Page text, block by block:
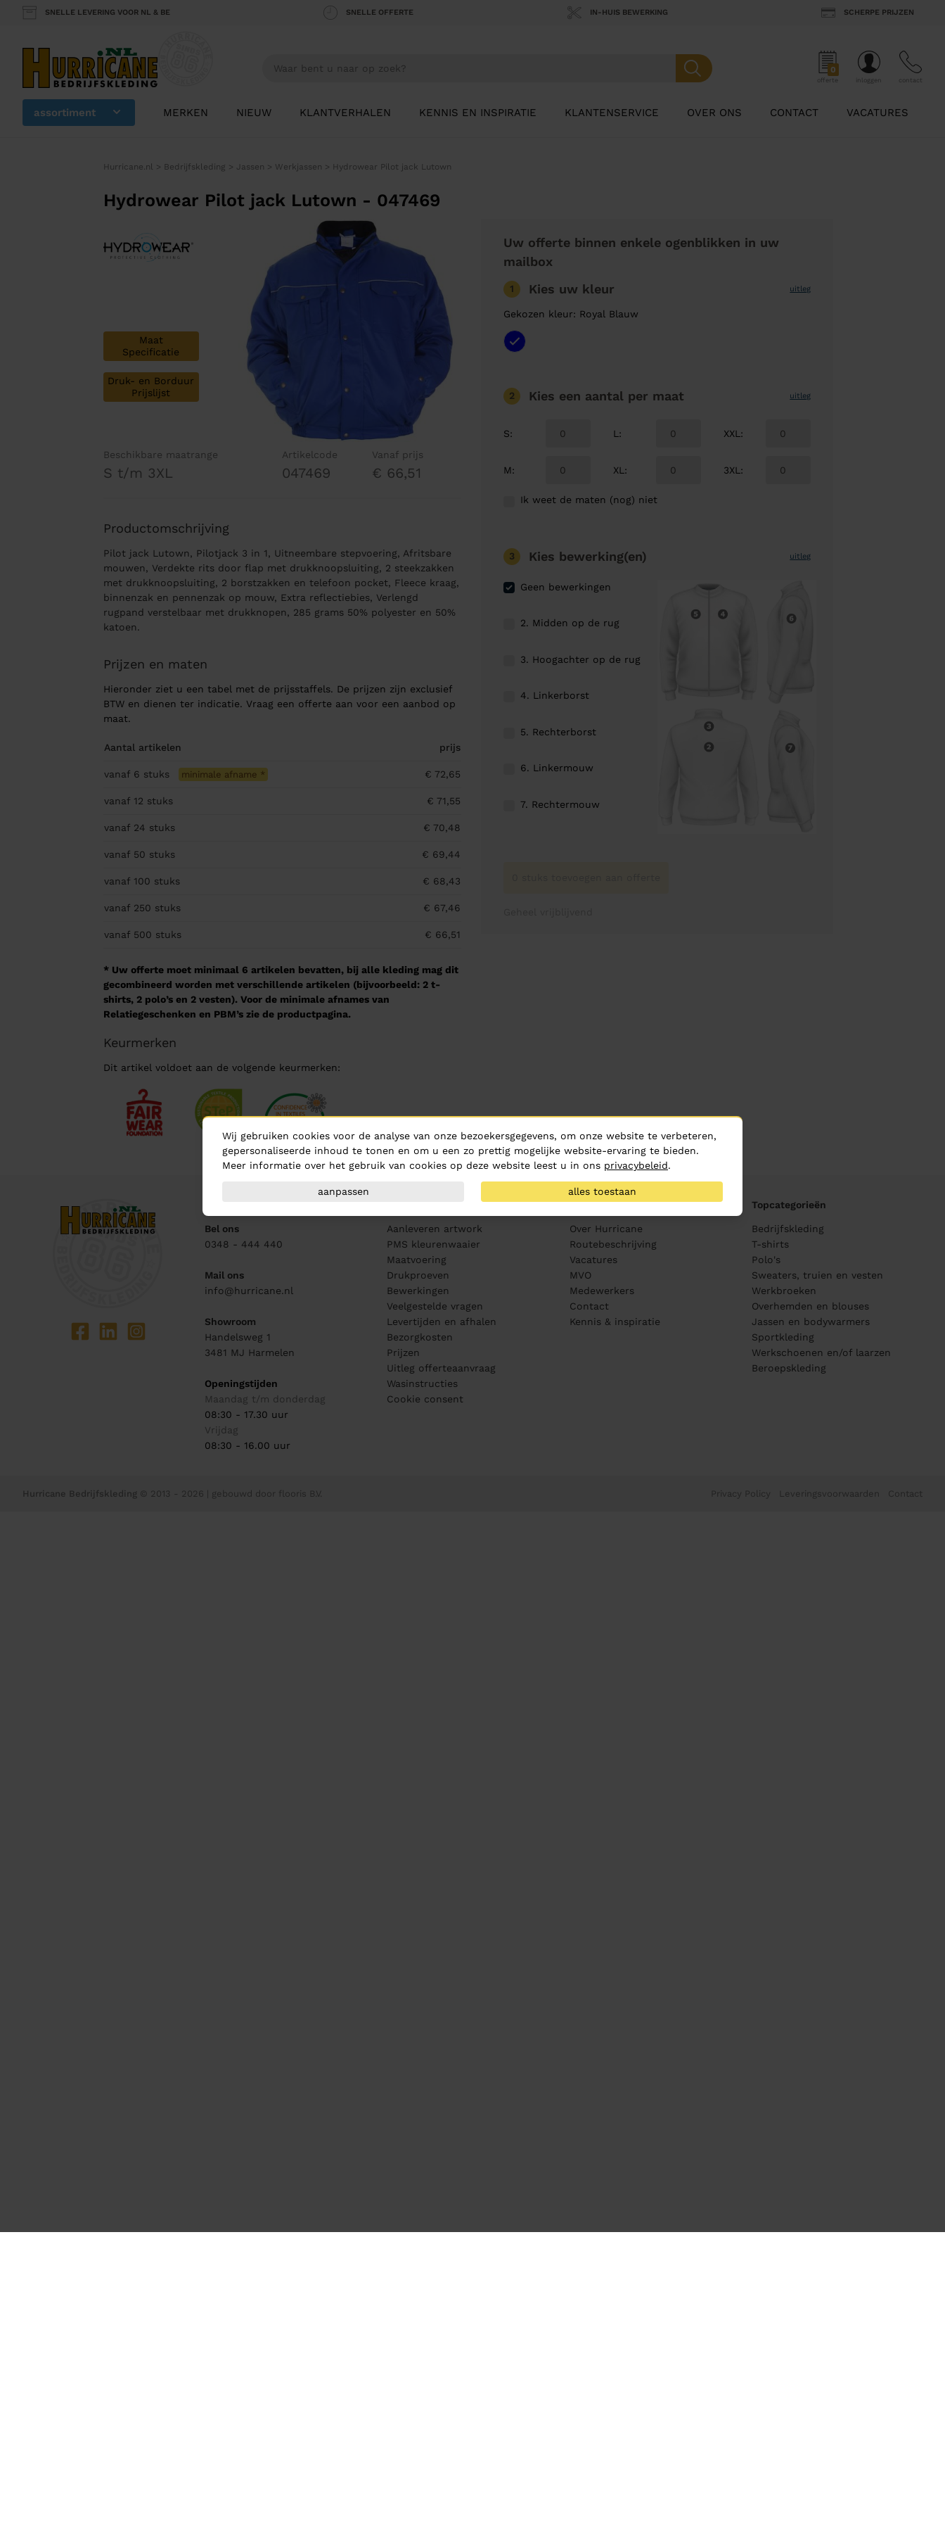
SNELLE LEVERING VOOR NL & BE SNELLE OFFERTE IN-HUIS BEWERKING SCHERPE PRIJZEN
0
offerte inloggen contact
assortiment MERKEN NIEUW KLANTVERHALEN KENNIS EN INSPIRATIE KLANTENSERVICE OVER ONS CONTACT VACATURES
Hurricane.nl > Bedrijfskleding > Jassen > Werkjassen > Hydrowear Pilot jack Lutown
Hydrowear Pilot jack Lutown - 047469
Maat
Specificatie
Druk- en Borduur
Prijslijst
Beschikbare maatrange
S t/m 3XL
Artikelcode
047469
Vanaf prijs
€ 66,51
Productomschrijving
Pilot jack Lutown, Pilotjack 3 in 1, Uitneembare stepvoering, Afritsbare
mouwen, Verdekte rits door flap met drukknoopsluiting, 2 steekzakken
met drukknoopsluiting, 2 borstzakken en telefoon pocket, Fleece kraag,
binnenzak en pennenzak op mouw, Extra reflectiebies, Verlengd
rugpand verstelbaar met drukknopen, 285 grams 50% polyester en 50%
katoen.
Prijzen en maten
Hieronder ziet u een tabel met de prijsstaffels. De prijzen zijn exclusief
BTW en dienen ter indicatie. Vraag een offerte aan voor een aanbod op
maat.
Aantal artikelen prijs
vanaf 6 stuks minimale afname * € 72,65
vanaf 12 stuks € 71,55
vanaf 24 stuks € 70,48
vanaf 50 stuks € 69,44
vanaf 100 stuks € 68,43
vanaf 250 stuks € 67,46
vanaf 500 stuks € 66,51
* Uw offerte moet minimaal 6 artikelen bevatten, bij alle kleding mag dit
gecombineerd worden met verschillende artikelen (bijvoorbeeld: 2 t-
shirts, 2 polo’s en 2 vesten). Voor de minimale afnames van
Relatiegeschenken en PBM’s zie de productpagina.
Keurmerken
Dit artikel voldoet aan de volgende keurmerken:
Uw offerte binnen enkele ogenblikken in uw
mailbox
1 Kies uw kleur uitleg
Gekozen kleur: Royal Blauw
2 Kies een aantal per maat uitleg
S:
M:
L :
XL :
XXL :
3XL :
Ik weet de maten (nog) niet
3 Kies bewerking(en) uitleg
Geen bewerkingen
2. Midden op de rug
3. Hoogachter op de rug
4. Linkerborst
5. Rechterborst
6. Linkermouw
7. Rechtermouw
Bel ons
0348 - 444 440
Mail ons
info@hurricane.nl
Showroom
Handelsweg 1
3481 MJ Harmelen
Openingstijden
Maandag t/m donderdag
08:30 - 17.30 uur
Vrijdag
08:30 - 16.00 uur
Aanleveren artwork
PMS kleurenwaaier
Maatvoering
Drukproeven
Bewerkingen
Veelgestelde vragen
Levertijden en afhalen
Bezorgkosten
Prijzen
Uitleg offerteaanvraag
Wasinstructies
Cookie consent
Over ons
Over Hurricane
Routebeschrijving
Vacatures
MVO
Medewerkers
Contact
Kennis & inspiratie
Topcategorieën
Bedrijfskleding
T-shirts
Polo's
Sweaters, truien en vesten
Werkbroeken
Overhemden en blouses
Jassen en bodywarmers
Sportkleding
Werkschoenen en/of laarzen
Beroepskleding
Hurricane Bedrijfskleding © 2013 - 2026 | gebouwd door flooris B.V. Privacy Policy Leveringsvoorwaarden Contact
Wij gebruiken cookies voor de analyse van onze bezoekersgegevens, om onze website te verbeteren,
gepersonaliseerde inhoud te tonen en om u een zo prettig mogelijke website-ervaring te bieden.
Meer informatie over het gebruik van cookies op deze website leest u in ons privacybeleid.
aanpassen alles toestaan